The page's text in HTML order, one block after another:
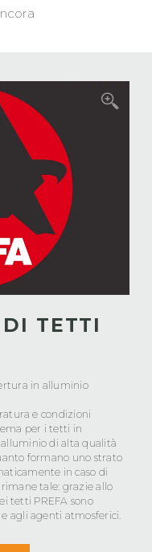
TETTI
in alluminio
e condizioni
per i tetti in
di alta qualità
formano uno strato
in caso di
rimane tale: grazie allo
tetti PREFA sono
agli agenti atmosferici.